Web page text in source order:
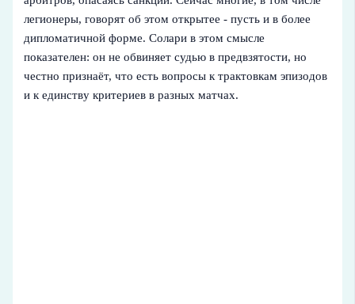
легионеры, говорят об этом открытее - пусть и в более
дипломатичной форме. Солари в этом смысле
показателен: он не обвиняет судью в предвзятости, но
честно признаёт, что есть вопросы к трактовкам эпизодов
и к единству критериев в разных матчах.